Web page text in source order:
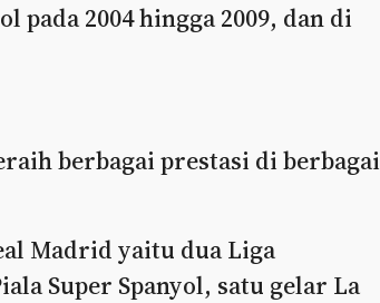
2004 hingga 2009, dan di
berbagai prestasi di berbagai
Madrid yaitu dua Liga
Super Spanyol, satu gelar La